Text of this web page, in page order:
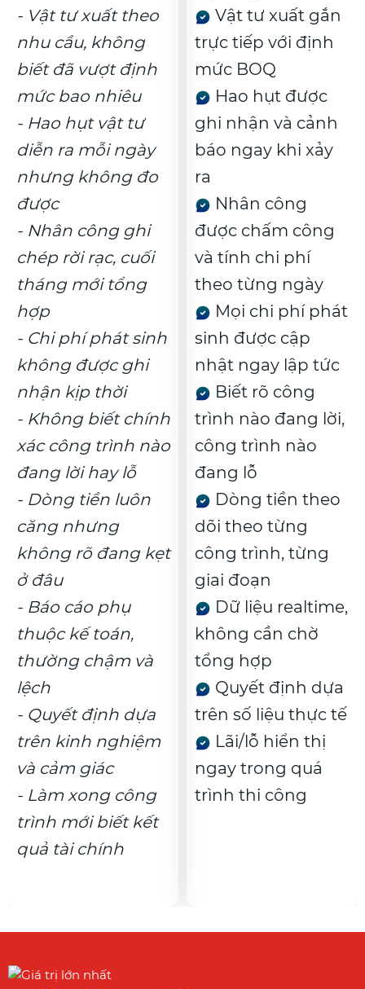
- Vật tư xuất theo
nhu cầu, không
biết đã vượt định
mức bao nhiêu
- Hao hụt vật tư
diễn ra mỗi ngày
nhưng không đo
được
- Nhân công ghi
chép rời rạc, cuối
tháng mới tổng
hợp
- Chi phí phát sinh
không được ghi
nhận kịp thời
- Không biết chính
xác công trình nào
đang lời hay lỗ
- Dòng tiền luôn
căng nhưng
không rõ đang kẹt
ở đâu
- Báo cáo phụ
thuộc kế toán,
thường chậm và
lệch
- Quyết định dựa
trên kinh nghiệm
và cảm giác
- Làm xong công
trình mới biết kết
quả tài chính
Vật tư xuất gắn
trực tiếp với định
mức BOQ
Hao hụt được
ghi nhận và cảnh
báo ngay khi xảy
ra
Nhân công
được chấm công
và tính chi phí
theo từng ngày
Mọi chi phí phát
sinh được cập
nhật ngay lập tức
Biết rõ công
trình nào đang lời,
công trình nào
đang lỗ
Dòng tiền theo
dõi theo từng
công trình, từng
giai đoạn
Dữ liệu realtime,
không cần chờ
tổng hợp
Quyết định dựa
trên số liệu thực tế
Lãi/lỗ hiển thị
ngay trong quá
trình thi công